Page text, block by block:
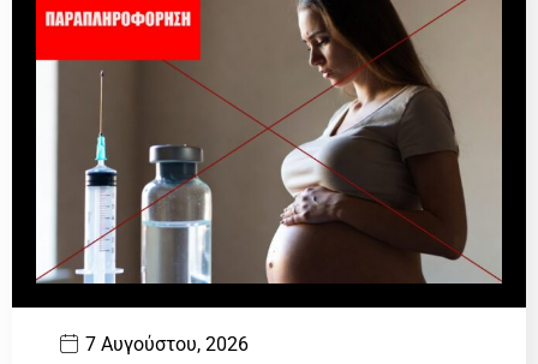
7 Αυγούστου, 2026